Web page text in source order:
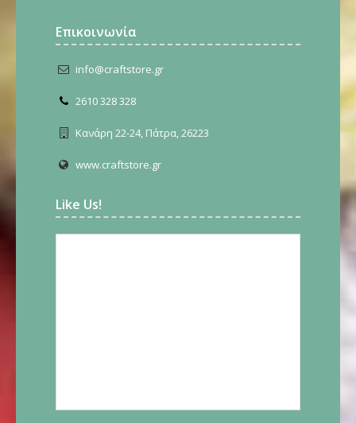
Επικοινωνία
info@craftstore.gr
2610 328 328
Κανάρη 22-24, Πάτρα, 26223
www.craftstore.gr
Like Us!